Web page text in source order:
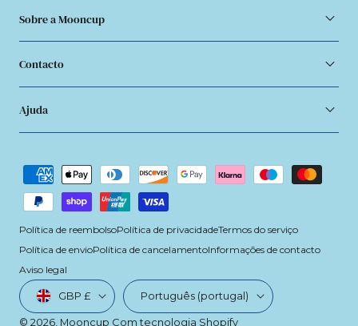
Sobre a Mooncup
Contacto
Ajuda
País/região
GBP £
Linguagem
Português (portugal)
© 2026, Mooncup Com tecnologia Shopify
Métodos
de
pagamento
Política de reembolsoPolítica de privacidadeTermos do serviço
Política de envioPolítica de cancelamentoInformações de contacto
Aviso legal